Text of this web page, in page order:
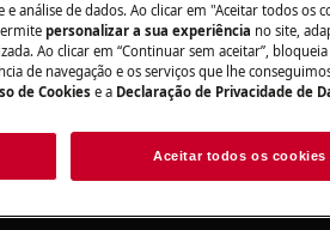
e
Não se
assistência
Marcar serviço
análise de dados. Ao clicar em "Aceitar todos os
personalizar a sua experiência no site,
Ao clicar em “Continuar sem aceitar”,
de navegação e os serviços que lhe
de Cookiese a Declaração de Privacidade de
Aceitar todos os cookies